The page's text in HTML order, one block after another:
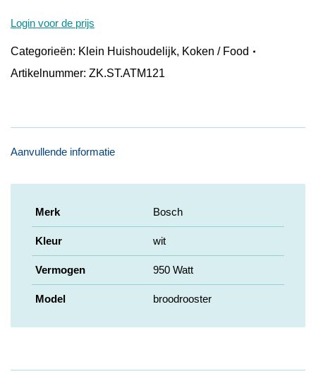
Login voor de prijs
Categorieën: Klein Huishoudelijk, Koken / Food
Artikelnummer: ZK.ST.ATM121
Aanvullende informatie
Merk Bosch
Kleur wit
Vermogen 950 Watt
Model broodrooster